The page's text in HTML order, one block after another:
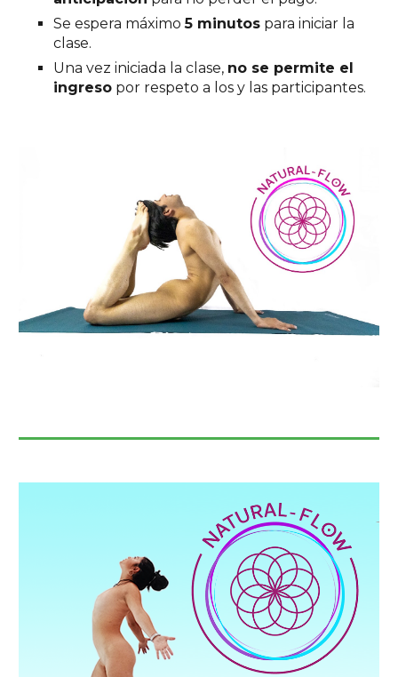
Se espera máximo5 minutos para iniciar la
clase.
Una vez iniciada la clase, no se permite el
ingreso por respeto a los y las participantes.